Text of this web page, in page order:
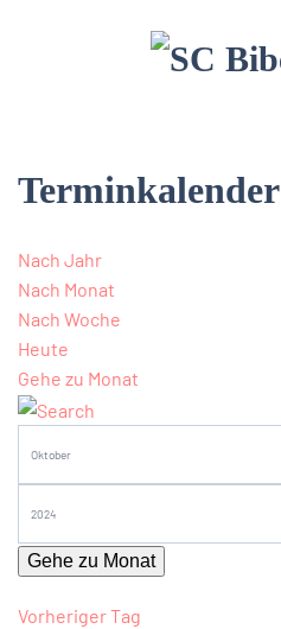
Terminkalender
Nach Jahr
Nach Monat
Nach Woche
Heute
Gehe zu Monat
Gehe zu Monat
Vorheriger Tag